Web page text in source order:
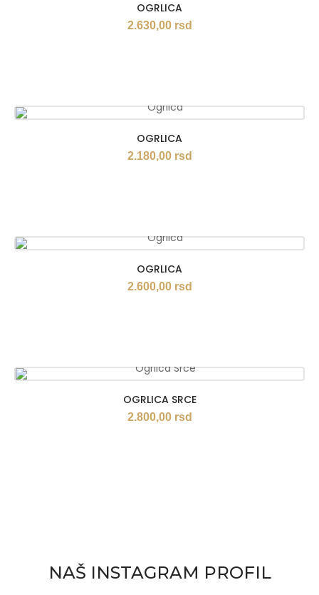
OGRLICA
2.630,00 rsd
OGRLICA
2.180,00 rsd
OGRLICA
2.600,00 rsd
OGRLICA SRCE
2.800,00 rsd
NAŠ INSTAGRAM PROFIL